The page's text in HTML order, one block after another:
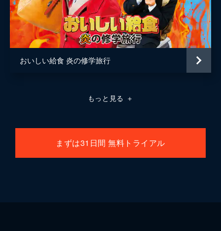
おいしい給食 炎の修学旅行
もっと見る ＋
まずは31日間 無料トライアル